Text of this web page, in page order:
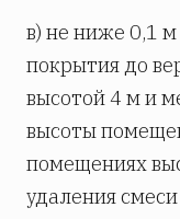
в) не ниже 0,1
покрытия до
высотой 4 м и
высоты
помещениях
удаления